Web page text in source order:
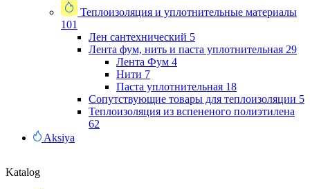
Теплоизоляция и уплотнительные материалы
101
Лен сантехнический 5
Лента фум, нить и паста уплотнительная 29
Лента Фум 4
Нити 7
Паста уплотнительная 18
Сопутствующие товары для теплоизоляции 5
Теплоизоляция из вспененого полиэтилена
62
Aksiya
Katalog